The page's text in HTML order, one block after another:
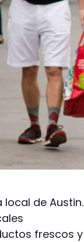
de Austin.
frescos y